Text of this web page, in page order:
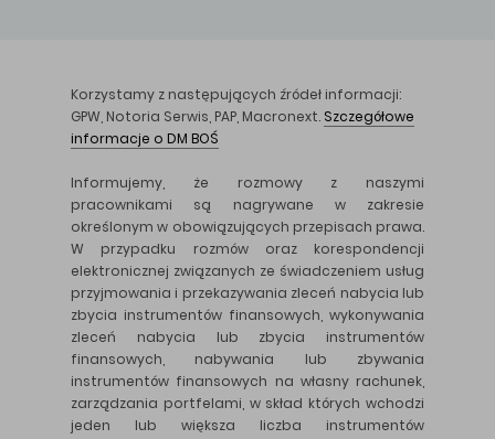
Korzystamy z następujących źródeł informacji:
GPW, Notoria Serwis, PAP, Macronext. Szczegółowe
informacje o DM BOŚ
Informujemy, że rozmowy z naszymi
pracownikami są nagrywane w zakresie
określonym w obowiązujących przepisach prawa.
W przypadku rozmów oraz korespondencji
elektronicznej związanych ze świadczeniem usług
przyjmowania i przekazywania zleceń nabycia lub
zbycia instrumentów finansowych, wykonywania
zleceń nabycia lub zbycia instrumentów
finansowych, nabywania lub zbywania
instrumentów finansowych na własny rachunek,
zarządzania portfelami, w skład których wchodzi
jeden lub większa liczba instrumentów